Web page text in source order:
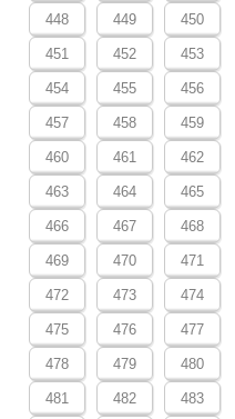
448 449 450
451 452 453
454 455 456
457 458 459
460 461 462
463 464 465
466 467 468
469 470 471
472 473 474
475 476 477
478 479 480
481 482 483